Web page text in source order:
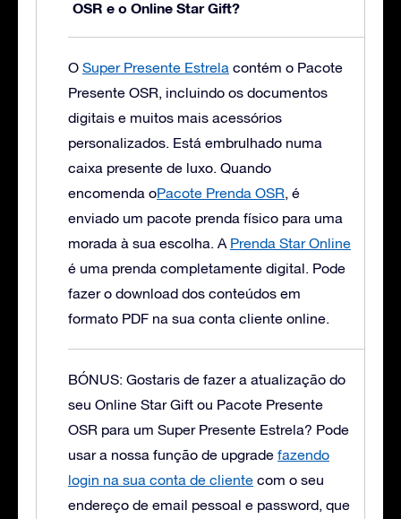
OSR e o Online Star Gift?
O Super Presente Estrela contém o Pacote
Presente OSR, incluindo os documentos
digitais e muitos mais acessórios
personalizados. Está embrulhado numa
caixa presente de luxo. Quando
encomenda oPacote Prenda OSR, é
enviado um pacote prenda físico para uma
morada à sua escolha. A Prenda Star Online
é uma prenda completamente digital. Pode
fazer o download dos conteúdos em
formato PDF na sua conta cliente online.
BÓNUS: Gostaris de fazer a atualização do
seu Online Star Gift ou Pacote Presente
OSR para um Super Presente Estrela? Pode
usar a nossa função de upgrade fazendo
login na sua conta de cliente com o seu
endereço de email pessoal e password, que